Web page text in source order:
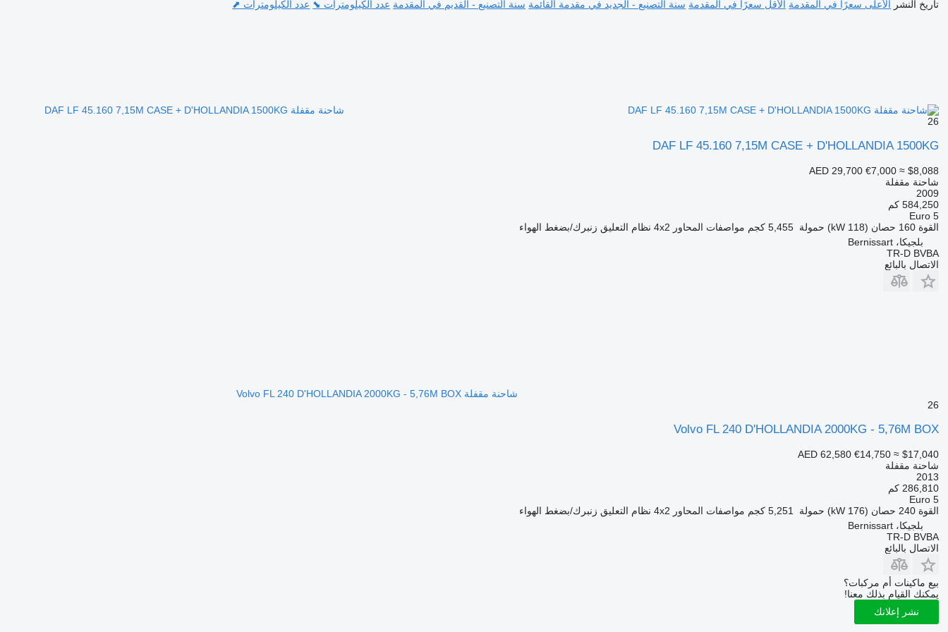
تاريخ النشر الأعلى سعرًا في المقدمة الأقل سعرًا في المقدمة سنة التصنيع - الجديد في مقدمة القائمة سنة التصنيع - القديم في المقدمة عدد الكيلومترات ⬊ عدد الكيلومترات ⬈
شاحنة مقفلة DAF LF 45.160 7,15M CASE + D'HOLLANDIA 1500KG
26
DAF LF 45.160 7,15M CASE + D'HOLLANDIA 1500KG
AED 29,700 €7,000 ≈ $8,088
شاحنة مقفلة
2009
584,250 كم
Euro 5
القوة 160 حصان (118 kW) حمولة 5,455 كجم مواصفات المحاور 4x2 نظام التعليق زنبرك/بضغط الهواء
بلجيكا، Bernissart
TR-D BVBA
الاتصال بالبائع
شاحنة مقفلة Volvo FL 240 D'HOLLANDIA 2000KG - 5,76M BOX
26
Volvo FL 240 D'HOLLANDIA 2000KG - 5,76M BOX
AED 62,580 €14,750 ≈ $17,040
شاحنة مقفلة
2013
286,810 كم
Euro 5
القوة 240 حصان (176 kW) حمولة 5,251 كجم مواصفات المحاور 4x2 نظام التعليق زنبرك/بضغط الهواء
بلجيكا، Bernissart
TR-D BVBA
الاتصال بالبائع
بيع ماكينات أم مركبات؟
يمكنك القيام بذلك معنا!
نشر إعلانك